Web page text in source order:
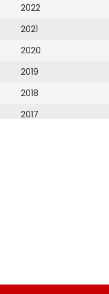
2022
2021
2020
2019
2018
2017
2009